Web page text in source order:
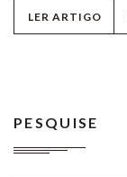
LER ARTIGO
PESQUISE